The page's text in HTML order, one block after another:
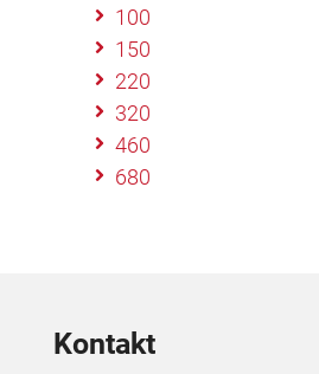
100
150
220
320
460
680
Kontakt